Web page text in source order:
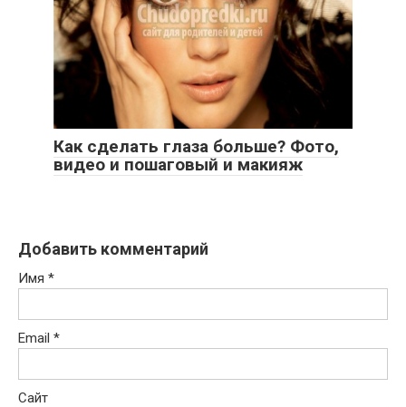
Как сделать глаза больше? Фото,
видео и пошаговый и макияж
Добавить комментарий
Имя *
Email *
Сайт